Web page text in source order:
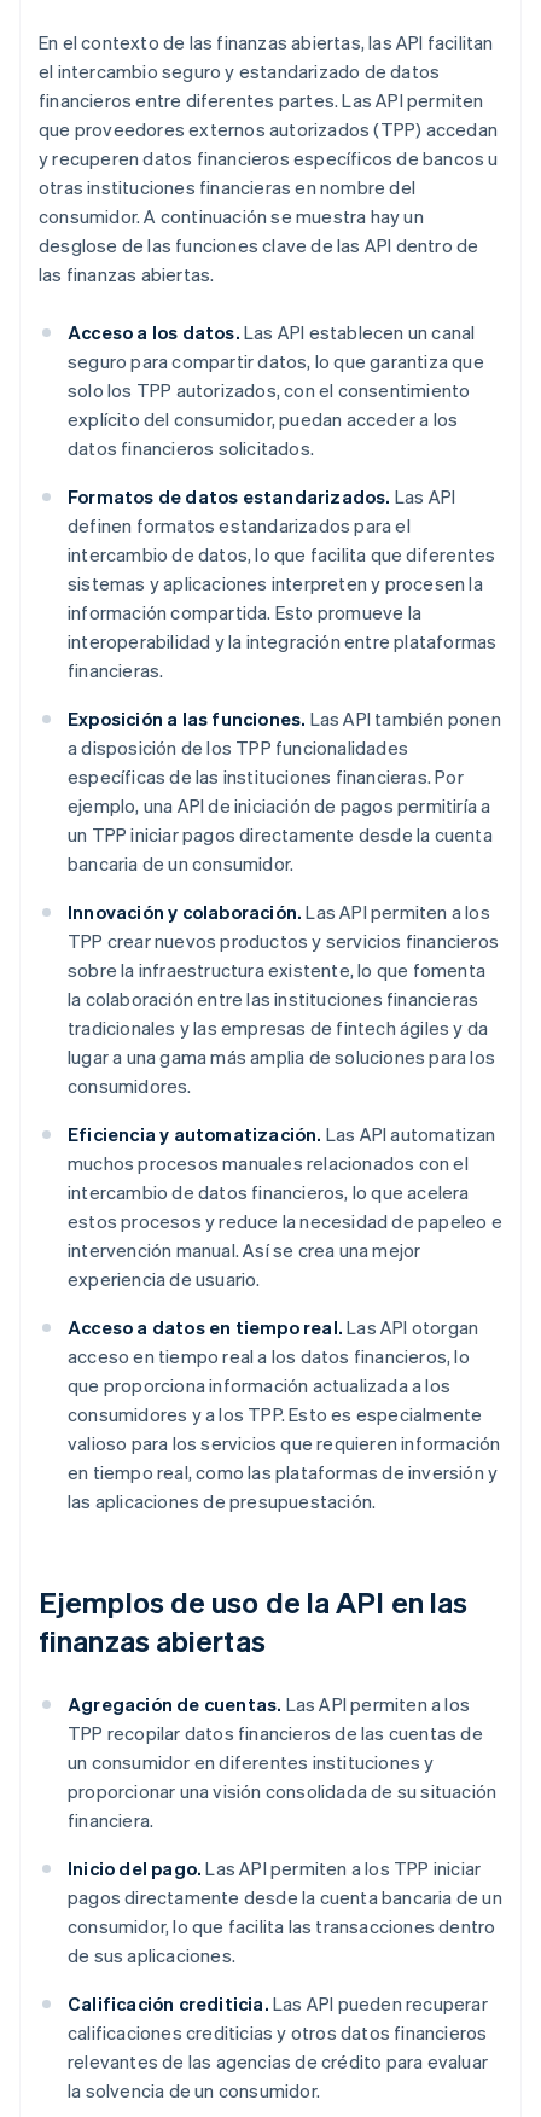
En el contexto de las finanzas abiertas, las API facilitan
el intercambio seguro y estandarizado de datos
financieros entre diferentes partes. Las API permiten
que proveedores externos autorizados (TPP) accedan
y recuperen datos financieros específicos de bancos u
otras instituciones financieras en nombre del
consumidor. A continuación se muestra hay un
desglose de las funciones clave de las API dentro de
las finanzas abiertas.
Acceso a los datos. Las API establecen un canal
seguro para compartir datos, lo que garantiza que
solo los TPP autorizados, con el consentimiento
explícito del consumidor, puedan acceder a los
datos financieros solicitados.
Formatos de datos estandarizados. Las API
definen formatos estandarizados para el
intercambio de datos, lo que facilita que diferentes
sistemas y aplicaciones interpreten y procesen la
información compartida. Esto promueve la
interoperabilidad y la integración entre plataformas
financieras.
Exposición a las funciones. Las API también ponen
a disposición de los TPP funcionalidades
específicas de las instituciones financieras. Por
ejemplo, una API de iniciación de pagos permitiría a
un TPP iniciar pagos directamente desde la cuenta
bancaria de un consumidor.
Innovación y colaboración. Las API permiten a los
TPP crear nuevos productos y servicios financieros
sobre la infraestructura existente, lo que fomenta
la colaboración entre las instituciones financieras
tradicionales y las empresas de fintech ágiles y da
lugar a una gama más amplia de soluciones para los
consumidores.
Eficiencia y automatización. Las API automatizan
muchos procesos manuales relacionados con el
intercambio de datos financieros, lo que acelera
estos procesos y reduce la necesidad de papeleo e
intervención manual. Así se crea una mejor
experiencia de usuario.
Acceso a datos en tiempo real. Las API otorgan
acceso en tiempo real a los datos financieros, lo
que proporciona información actualizada a los
consumidores y a los TPP. Esto es especialmente
valioso para los servicios que requieren información
en tiempo real, como las plataformas de inversión y
las aplicaciones de presupuestación.
Ejemplos de uso de la API en las
finanzas abiertas
Agregación de cuentas. Las API permiten a los
TPP recopilar datos financieros de las cuentas de
un consumidor en diferentes instituciones y
proporcionar una visión consolidada de su situación
financiera.
Inicio del pago. Las API permiten a los TPP iniciar
pagos directamente desde la cuenta bancaria de un
consumidor, lo que facilita las transacciones dentro
de sus aplicaciones.
Calificación crediticia. Las API pueden recuperar
calificaciones crediticias y otros datos financieros
relevantes de las agencias de crédito para evaluar
la solvencia de un consumidor.